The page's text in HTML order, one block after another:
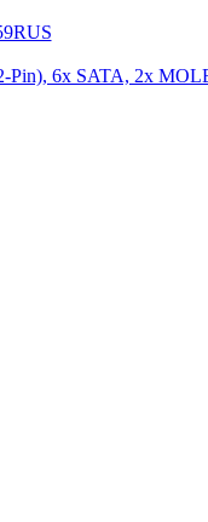
6x SATA, 2x